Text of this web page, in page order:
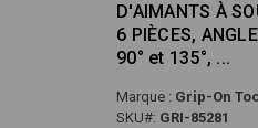
D'AIMANTS À
6 PIÈCES,
90° et 135°,
Marque : Grip-On
SKU#: GRI-85281